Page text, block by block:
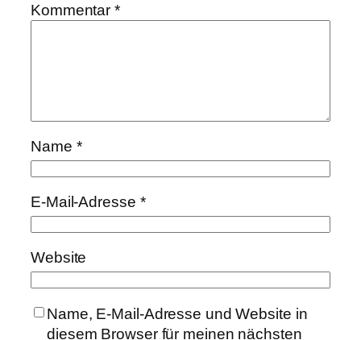
Kommentar*
Name *
E-Mail-Adresse *
Website
Name, E-Mail-Adresse und Website in
diesem Browser für meinen nächsten